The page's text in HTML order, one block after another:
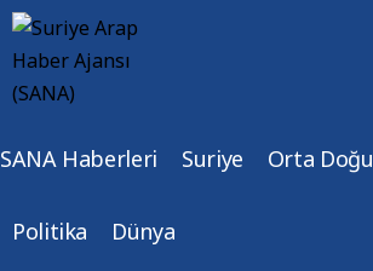
SANA Haberleri Suriye Orta Doğu
Politika Dünya